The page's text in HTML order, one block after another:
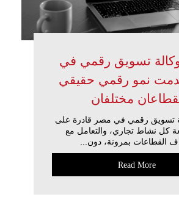
تسويق رقمي في
نمو رقمي حقيقي
مختلفان
تسويق رقمي في مصر قادرة على
كل نشاط تجاري، والتعامل مع
القطاعات بمرونة، دون...
Read More